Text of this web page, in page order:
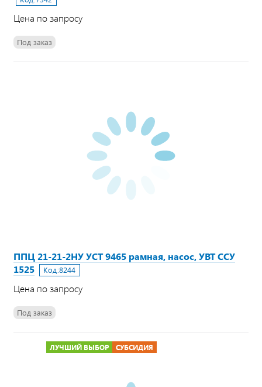
Цена по запросу
Под заказ
ППЦ 21-21-2НУ УСТ 9465 рамная, насос, УВТ ССУ
1525
Код:8244
Цена по запросу
Под заказ
ЛУЧШИЙ ВЫБОР СУБСИДИЯ